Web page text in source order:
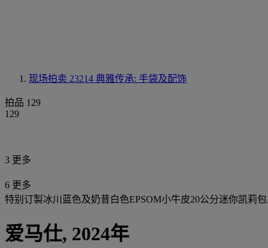
现场拍卖 23214 典雅传承: 手袋及配饰
拍品 129
129
3 更多
6 更多
特别订製冰川蓝色及奶昔白色EPSOM小牛皮20公分迷你凯莉
爱马仕, 2024年